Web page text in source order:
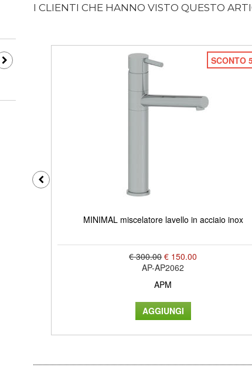
I CLIENTI CHE HANNO VISTO QUESTO
SCONTO
MINIMAL miscelatore lavello in acciaio inox
€ 300.00 € 150.00
AP-AP2062
APM